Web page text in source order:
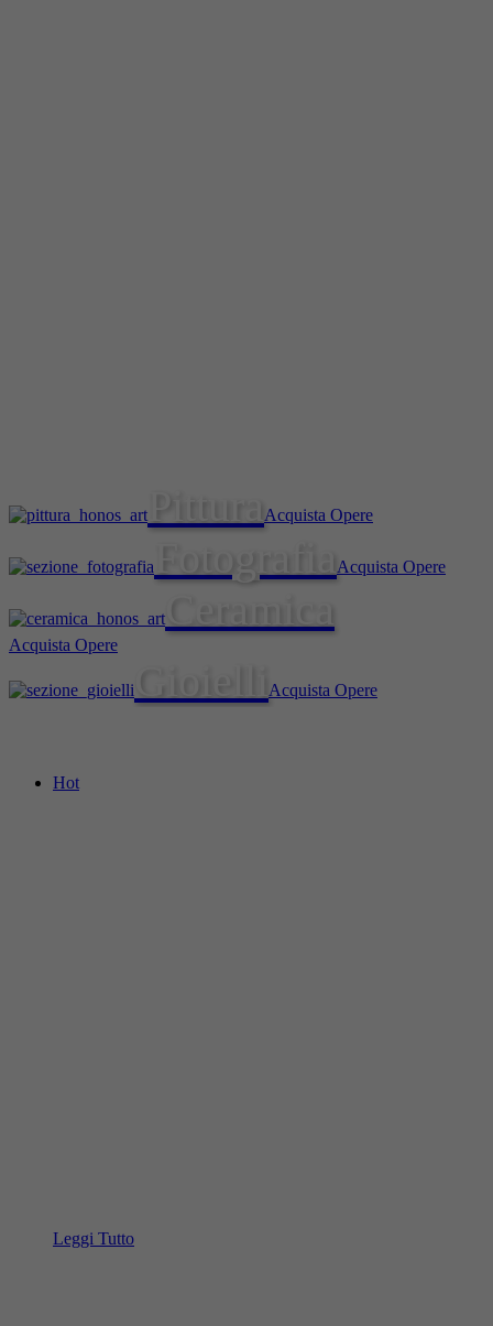
Acquista Opere
Acquista Opere
Acquista Opere
Acquista Opere
Hot
Leggi Tutto